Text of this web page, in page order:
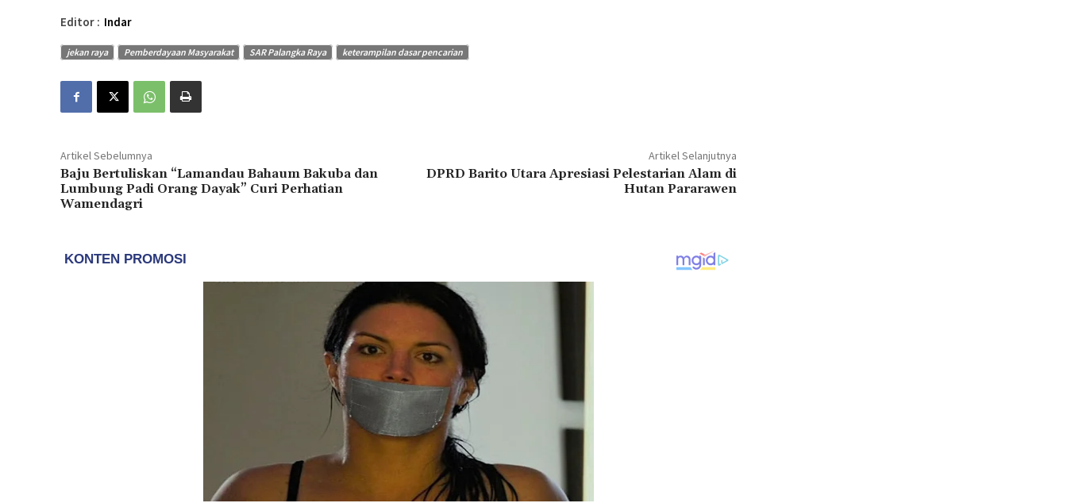
Editor : Indar
jekan raya Pemberdayaan Masyarakat SAR Palangka Raya keterampilan dasar pencarian
Artikel Sebelumnya
Baju Bertuliskan “Lamandau Bahaum Bakuba dan
Lumbung Padi Orang Dayak” Curi Perhatian
Wamendagri
Artikel Selanjutnya
DPRD Barito Utara Apresiasi Pelestarian Alam di
Hutan Pararawen